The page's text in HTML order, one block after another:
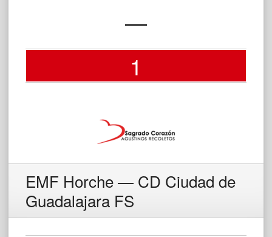
—
1
EMF Horche — CD Ciudad de
Guadalajara FS